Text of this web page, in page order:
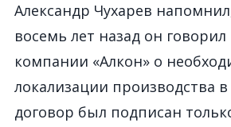
Александр Чухарев
восемь лет назад он говорил
компании «Алкон» о
локализации производства
договор был подписан